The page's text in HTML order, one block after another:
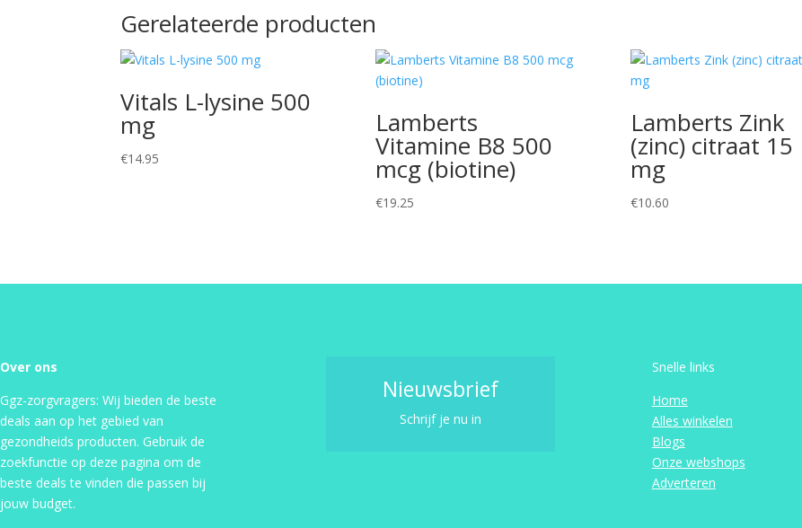
Gerelateerde producten
Vitals L-lysine 500
mg
€14.95
Lamberts
Vitamine B8 500
mcg (biotine)
€19.25
Lamberts Zink
(zinc) citraat 15
mg
€10.60
Over ons
Ggz-zorgvragers: Wij bieden de beste
deals aan op het gebied van
gezondheids producten. Gebruik de
zoekfunctie op deze pagina om de
beste deals te vinden die passen bij
jouw budget.
Nieuwsbrief
Schrijf je nu in
Snelle links
Home
Alles winkelen
Blogs
Onze webshops
Adverteren